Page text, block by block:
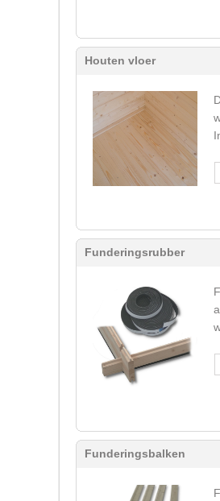
Houten vloer
Funderingsrubber
Funderingsbalken